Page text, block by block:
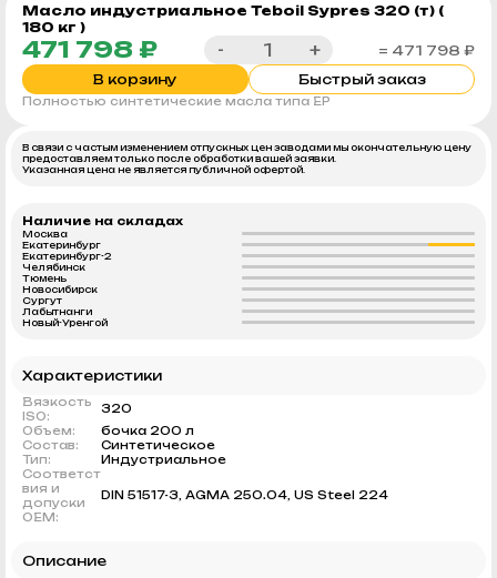
Масло индустриальное Teboil Sypres 320 (т) (
180 кг )
471 798 ₽ - +
= 471 798 ₽
В корзину
Быстрый заказ
Полностью синтетические масла типа ЕР
В связи с частым изменением отпускных цен заводами мы окончательную цену
предоставляем только после обработки вашей заявки.
Указанная цена не является публичной офертой.
Наличие на складах
Москва
Екатеринбург
Екатеринбург-2
Челябинск
Тюмень
Новосибирск
Сургут
Лабытнанги
Новый-Уренгой
Характеристики
Вязкость
ISO:
320
Объем:
бочка 200 л
Состав:
Синтетическое
Тип:
Индустриальное
Соответст
вия и
допуски
OEM:
DIN 51517-3, AGMA 250.04, US Steel 224
Описание